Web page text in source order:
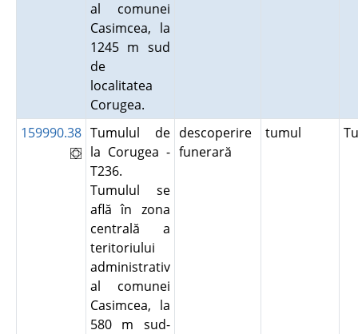
al comunei
Casimcea, la
1245 m sud
de
localitatea
Corugea.
159990.38 Tumulul de
la Corugea -
T236.
Tumulul se
află în zona
centrală a
teritoriului
administrativ
al comunei
Casimcea, la
580 m sud-
descoperire
funerară
tumul